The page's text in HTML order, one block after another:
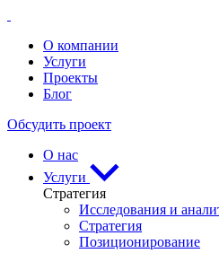
О компании
Услуги
Проекты
Блог
Обсудить проект
О нас
Услуги
Стратегия
Исследования и
Стратегия
Позиционирование